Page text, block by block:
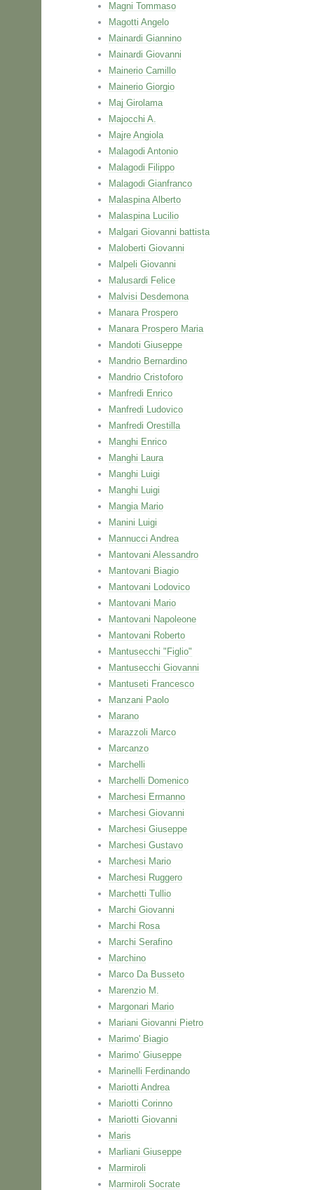
Magni Tommaso
Magotti Angelo
Mainardi Giannino
Mainardi Giovanni
Mainerio Camillo
Mainerio Giorgio
Maj Girolama
Majocchi A.
Majre Angiola
Malagodi Antonio
Malagodi Filippo
Malagodi Gianfranco
Malaspina Alberto
Malaspina Lucilio
Malgari Giovanni battista
Maloberti Giovanni
Malpeli Giovanni
Malusardi Felice
Malvisi Desdemona
Manara Prospero
Manara Prospero Maria
Mandoti Giuseppe
Mandrio Bernardino
Mandrio Cristoforo
Manfredi Enrico
Manfredi Ludovico
Manfredi Orestilla
Manghi Enrico
Manghi Laura
Manghi Luigi
Manghi Luigi
Mangia Mario
Manini Luigi
Mannucci Andrea
Mantovani Alessandro
Mantovani Biagio
Mantovani Lodovico
Mantovani Mario
Mantovani Napoleone
Mantovani Roberto
Mantusecchi "Figlio"
Mantusecchi Giovanni
Mantuseti Francesco
Manzani Paolo
Marano
Marazzoli Marco
Marcanzo
Marchelli
Marchelli Domenico
Marchesi Ermanno
Marchesi Giovanni
Marchesi Giuseppe
Marchesi Gustavo
Marchesi Mario
Marchesi Ruggero
Marchetti Tullio
Marchi Giovanni
Marchi Rosa
Marchi Serafino
Marchino
Marco Da Busseto
Marenzio M.
Margonari Mario
Mariani Giovanni Pietro
Marimo' Biagio
Marimo' Giuseppe
Marinelli Ferdinando
Mariotti Andrea
Mariotti Corinno
Mariotti Giovanni
Maris
Marliani Giuseppe
Marmiroli
Marmiroli Socrate